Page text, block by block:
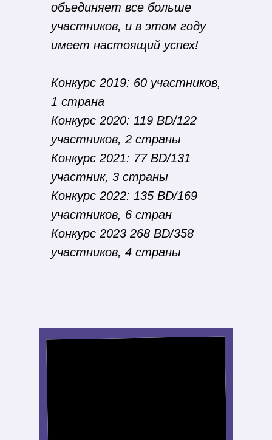
объединяет все больше
участников, и в этом году
имеет настоящий успех!
Конкурс 2019: 60 участников,
1 страна
Конкурс 2020: 119 BD/122
участников, 2 страны
Конкурс 2021: 77 BD/131
участник, 3 страны
Конкурс 2022: 135 BD/169
участников, 6 стран
Конкурс 2023 268 BD/358
участников, 4 страны